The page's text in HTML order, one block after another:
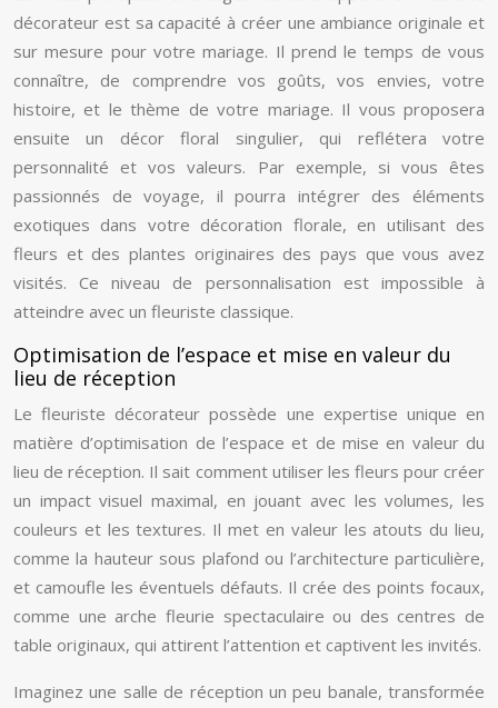
décorateur est sa capacité à créer une ambiance originale et
sur mesure pour votre mariage. Il prend le temps de vous
connaître, de comprendre vos goûts, vos envies, votre
histoire, et le thème de votre mariage. Il vous proposera
ensuite un décor floral singulier, qui reflétera votre
personnalité et vos valeurs. Par exemple, si vous êtes
passionnés de voyage, il pourra intégrer des éléments
exotiques dans votre décoration florale, en utilisant des
fleurs et des plantes originaires des pays que vous avez
visités. Ce niveau de personnalisation est impossible à
atteindre avec un fleuriste classique.
Optimisation de l’espace et mise en valeur du
lieu de réception
Le fleuriste décorateur possède une expertise unique en
matière d’optimisation de l’espace et de mise en valeur du
lieu de réception. Il sait comment utiliser les fleurs pour créer
un impact visuel maximal, en jouant avec les volumes, les
couleurs et les textures. Il met en valeur les atouts du lieu,
comme la hauteur sous plafond ou l’architecture particulière,
et camoufle les éventuels défauts. Il crée des points focaux,
comme une arche fleurie spectaculaire ou des centres de
table originaux, qui attirent l’attention et captivent les invités.
Imaginez une salle de réception un peu banale, transformée